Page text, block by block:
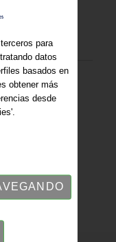
para
datos
basados en
obtener más
desde